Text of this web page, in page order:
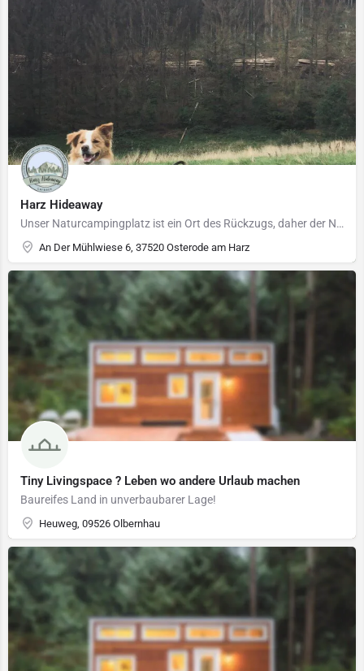
Harz Hideaway
Unser Naturcampingplatz ist ein Ort des Rückzugs, daher der Name “Harz Hideaway“
An Der Mühlwiese 6, 37520 Osterode am Harz
Tiny Livingspace ? Leben wo andere Urlaub machen
Baureifes Land in unverbaubarer Lage!
Heuweg, 09526 Olbernhau